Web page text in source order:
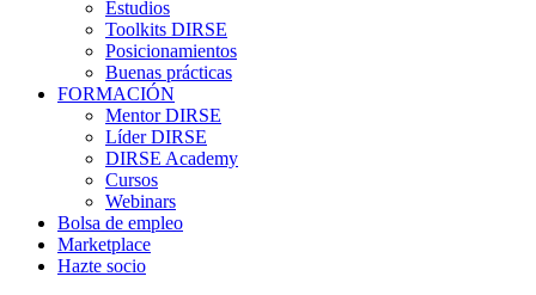
Estudios
Toolkits DIRSE
Posicionamientos
Buenas prácticas
FORMACIÓN
Mentor DIRSE
Líder DIRSE
DIRSE Academy
Cursos
Webinars
Bolsa de empleo
Marketplace
Hazte socio